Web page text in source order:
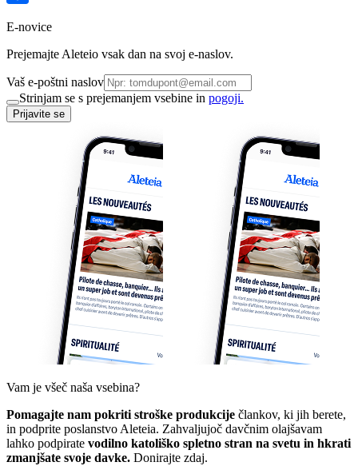
E-novice
Prejemajte Aleteio vsak dan na svoj e-naslov.
Vaš e-poštni naslov
Strinjam se s prejemanjem vsebine in pogoji.
Prijavite se
Vam je všeč naša vsebina?
Pomagajte nam pokriti stroške produkcije člankov, ki jih berete,
in podprite poslanstvo Aleteia. Zahvaljujoč davčnim olajšavam
lahko podpirate vodilno katoliško spletno stran na svetu in hkrati
zmanjšate svoje davke. Donirajte zdaj.